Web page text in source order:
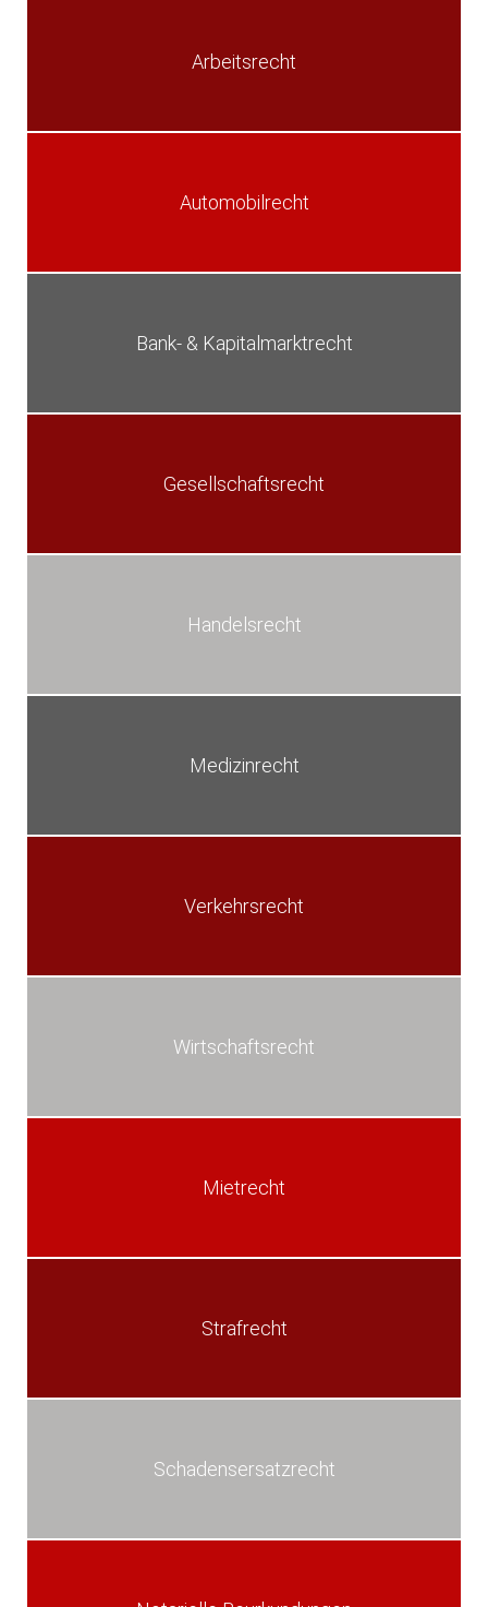
Arbeitsrecht
Automobilrecht
Bank- & Kapitalmarktrecht
Gesellschaftsrecht
Handelsrecht
Medizinrecht
Verkehrsrecht
Wirtschaftsrecht
Mietrecht
Strafrecht
Schadensersatzrecht